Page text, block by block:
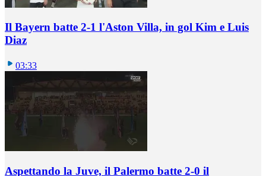
Il Bayern batte 2-1 l'Aston Villa, in gol Kim e Luis
Diaz
03:33
Aspettando la Juve, il Palermo batte 2-0 il